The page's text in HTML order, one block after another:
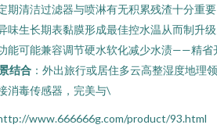
期清洁过滤器与喷淋有无积累残渣十分重
味生长期表黏膜形成最佳控水温从而制升
能可能兼容调节硬水软化减少水渍——精省
结合 ：外出旅行或居住多云高整湿度地理领
消毒传感器，完美与\
www.666666g.com/product/93.html